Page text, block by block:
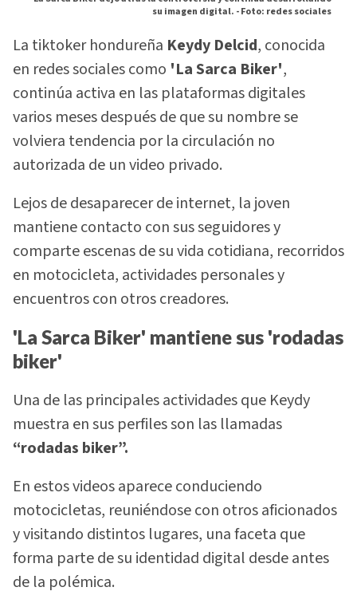
su imagen digital. -Foto: redes sociales
La tiktoker hondureña Keydy Delcid, conocida
en redes sociales como 'La Sarca Biker',
continúa activa en las plataformas digitales
varios meses después de que su nombre se
volviera tendencia por la circulación no
autorizada de un video privado.
Lejos de desaparecer de internet, la joven
mantiene contacto con sus seguidores y
comparte escenas de su vida cotidiana, recorridos
en motocicleta, actividades personales y
encuentros con otros creadores.
'La Sarca Biker' mantiene sus 'rodadas
biker'
Una de las principales actividades que Keydy
muestra en sus perfiles son las llamadas
“rodadas biker”.
En estos videos aparece conduciendo
motocicletas, reuniéndose con otros aficionados
y visitando distintos lugares, una faceta que
forma parte de su identidad digital desde antes
de la polémica.